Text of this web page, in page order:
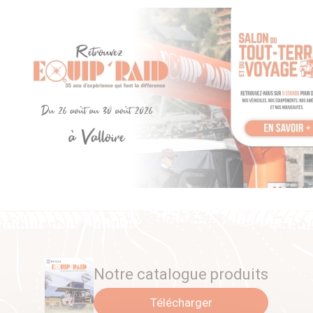
Valve à neufs étages pour des performances optimales
Tige de 15 mm plus solide que l’amortisseur de
direction d’origine.
Pare pierre en acier pour protéger la tige des
dommages causés par les débris rencontrés.
Piston et cylindre de 35 mm pour une grosse quantité
Bitude pour protéger les composants internes
Joint multi lèvres pour éviter les fuites d’huile
Se monte sur les fixations d’origine.
TOYOTA BJ 42
TOYOTA BJ 45
TOYOTA BJ 47
Notre catalogue produits
Télécharger